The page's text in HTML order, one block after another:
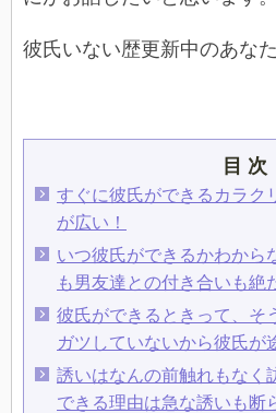
彼氏いない歴更新中のあな
目 次
すぐに彼氏ができるカラク
が広い！
いつ彼氏ができるかわから
も男友達との付き合いも絶
彼氏ができるときって、そ
ガツしていないから彼氏が
誘いはなんの前触れもなく
できる理由は急な誘いも断